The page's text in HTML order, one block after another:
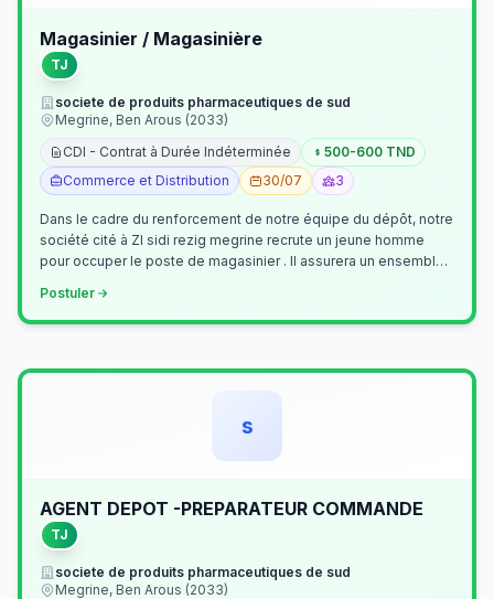
Magasinier / Magasinière
TJ
societe de produits pharmaceutiques de sud
Megrine, Ben Arous (2033)
CDI - Contrat à Durée Indéterminée
500-600 TND
Commerce et Distribution
30/07 3
Dans le cadre du renforcement de notre équipe du dépôt, notre
société cité à ZI sidi rezig megrine recrute un jeune homme
pour occuper le poste de magasinier . Il assurera un ensemble
Postuler
s
AGENT DEPOT -PREPARATEUR COMMANDE
TJ
societe de produits pharmaceutiques de sud
Megrine, Ben Arous (2033)